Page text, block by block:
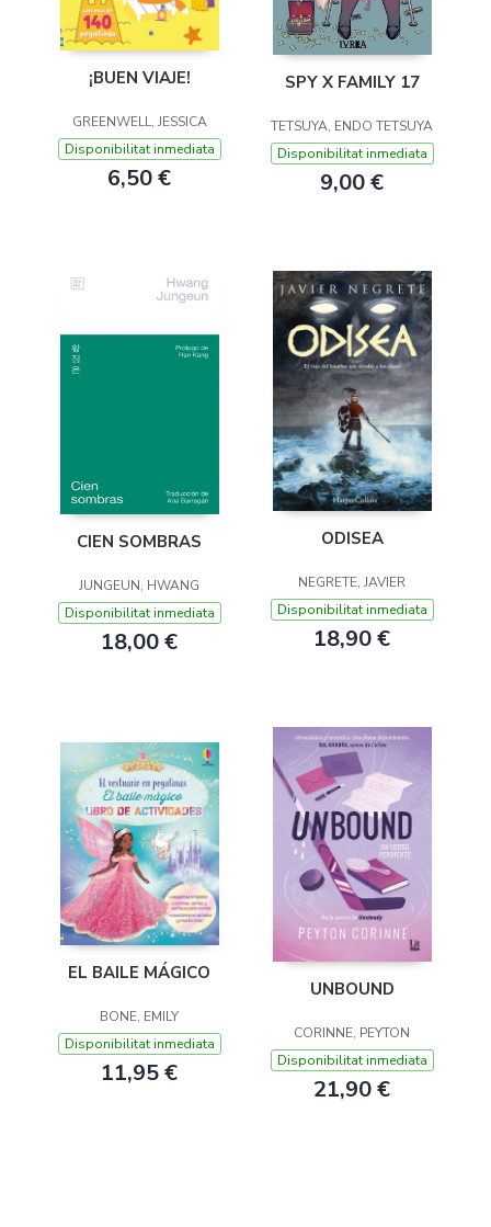
¡BUEN VIAJE!
GREENWELL, JESSICA
Disponibilitat inmediata
6,50 €
SPY X FAMILY 17
TETSUYA, ENDO TETSUYA
Disponibilitat inmediata
9,00 €
CIEN SOMBRAS
JUNGEUN, HWANG
Disponibilitat inmediata
18,00 €
ODISEA
NEGRETE, JAVIER
Disponibilitat inmediata
18,90 €
EL BAILE MÁGICO
BONE, EMILY
Disponibilitat inmediata
11,95 €
UNBOUND
CORINNE, PEYTON
Disponibilitat inmediata
21,90 €